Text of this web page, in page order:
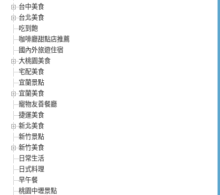
台中美食
台北美食
吃到飽
咖啡廳甜點店推薦
國內外旅遊住宿
大桃園美食
宅配美食
宜蘭景點
宜蘭美食
寵物友善餐廳
捷運美食
新北美食
新竹景點
新竹美食
日常生活
日式料理
早午餐
桃園中壢景點